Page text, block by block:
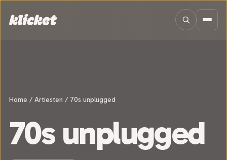
Home / Artiesten / 70s unplugged
70s unplugged